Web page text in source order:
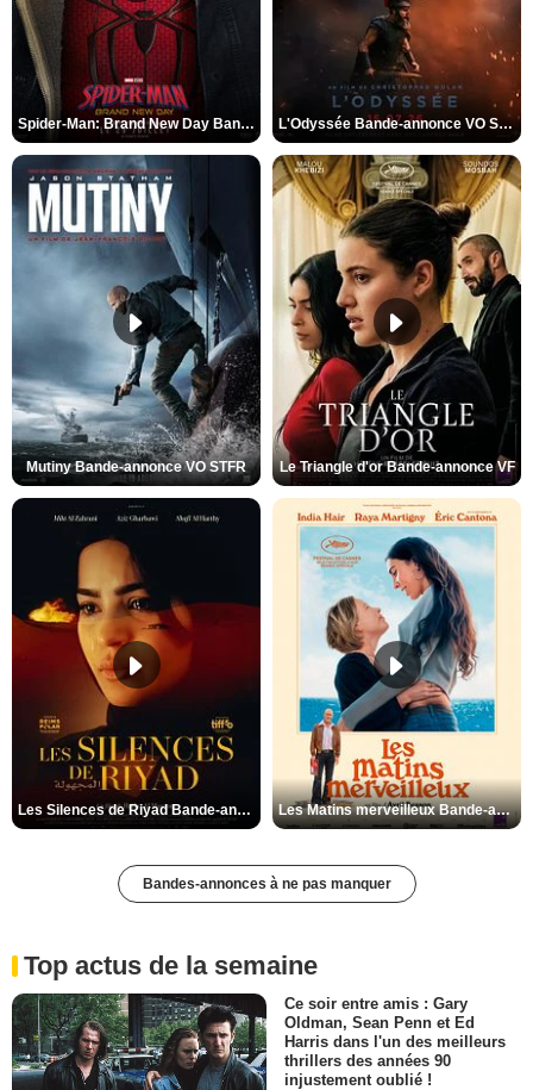
Spider-Man: Brand New Day Bande-annonce VO STFR L'Odyssée Bande-annonce VO STFR
Mutiny Bande-annonce VO STFR Le Triangle d'or Bande-annonce VF
Les Silences de Riyad Bande-annonce VO STFR Les Matins merveilleux Bande-annonce VF
Bandes-annonces à ne pas manquer
Top actus de la semaine
Ce soir entre amis : Gary
Oldman, Sean Penn et Ed
Harris dans l'un des meilleurs
thrillers des années 90
injustement oublié !